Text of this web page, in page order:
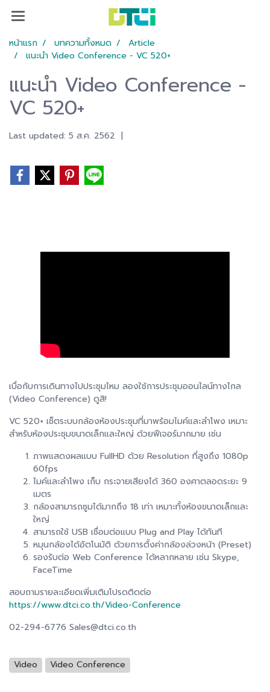
หน้าแรก บทความทั้งหมด
Article
แนะนำ Video Conference - VC 520+
แนะนำ Video Conference -
VC 520+
Last updated: 5 ส.ค. 2562 |
เบื่อกับการเดินทางไปประชุมไหม ลองใช้การประชุมออนไลน์ทางไกล
(Video Conference) ดูสิ!
VC 520+ เช็ตระบบกล้องห้องประชุมที่มาพร้อมไมค์และลำโพง เหมาะ
สำหรับห้องประชุมขนาดเล็กและใหญ่ ด้วยฟีเจอร์มากมาย เช่น
ภาพแสดงผลแบบ FullHD ด้วย Resolution ที่สูงถึง 1080p
60fps
ไมค์และลำโพง เก็บ กระจายเสียงได้ 360 องศาตลอดระยะ 9
เมตร
กล้องสามารถซูมได้มากถึง 18 เท่า เหมาะทั้งห้องขนาดเล็กและ
ใหญ่
สามารถใช้ USB เชื่อมต่อแบบ Plug and Play ได้ทันที
หมุนกล้องได้อัตโนมัติ ด้วยการตั้งค่ากล้องล่วงหน้า (Preset)
รองรับต่อ Web Conference ได้หลากหลาย เช่น Skype,
FaceTime
สอบถามรายละเอียดเพิ่มเติมโปรดติดต่อ
https://www.dtci.co.th/Video-Conference
02-294-6776 Sales@dtci.co.th
Video Video Conference